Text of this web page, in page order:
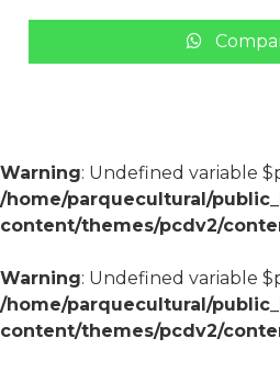
Warning: Undefined variable
/home/parquecultural/
content/themes/pcdv2/
Warning: Undefined variable
/home/parquecultural/
content/themes/pcdv2/